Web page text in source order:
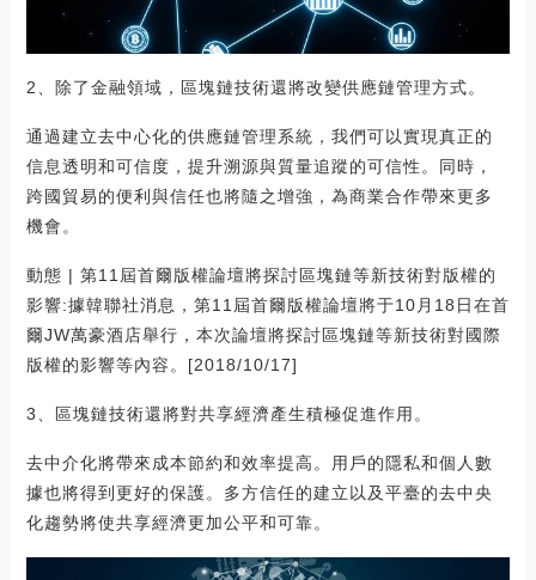
2、除了金融領域，區塊鏈技術還將改變供應鏈管理方式。
通過建立去中心化的供應鏈管理系統，我們可以實現真正的
信息透明和可信度，提升溯源與質量追蹤的可信性。同時，
跨國貿易的便利與信任也將隨之增強，為商業合作帶來更多
機會。
動態 | 第11屆首爾版權論壇將探討區塊鏈等新技術對版權的
影響:據韓聯社消息，第11屆首爾版權論壇將于10月18日在首
爾JW萬豪酒店舉行，本次論壇將探討區塊鏈等新技術對國際
版權的影響等內容。[2018/10/17]
3、區塊鏈技術還將對共享經濟產生積極促進作用。
去中介化將帶來成本節約和效率提高。用戶的隱私和個人數
據也將得到更好的保護。多方信任的建立以及平臺的去中央
化趨勢將使共享經濟更加公平和可靠。